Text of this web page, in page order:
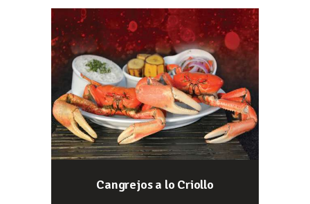
Cangrejos a lo Criollo